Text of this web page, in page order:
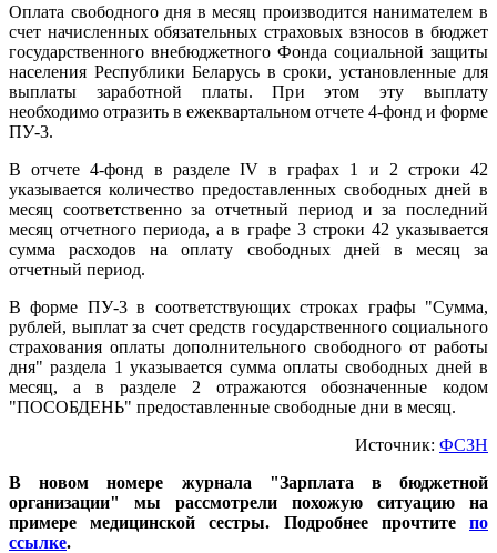
Оплата свободного дня в месяц производится нанимателем в
счет начисленных обязательных страховых взносов в бюджет
государственного внебюджетного Фонда социальной защиты
населения Республики Беларусь в сроки, установленные для
выплаты заработной платы. При этом эту выплату
необходимо отразить в ежеквартальном отчете 4-фонд и форме
ПУ-3.
В отчете 4-фонд в разделе IV в графах 1 и 2 строки 42
указывается количество предоставленных свободных дней в
месяц соответственно за отчетный период и за последний
месяц отчетного периода, а в графе 3 строки 42 указывается
сумма расходов на оплату свободных дней в месяц за
отчетный период.
В форме ПУ-3 в соответствующих строках графы "Сумма,
рублей, выплат за счет средств государственного социального
страхования оплаты дополнительного свободного от работы
дня" раздела 1 указывается сумма оплаты свободных дней в
месяц, а в разделе 2 отражаются обозначенные кодом
"ПОСОБДЕНЬ" предоставленные свободные дни в месяц.
Источник: ФСЗН
В новом номере журнала "Зарплата в бюджетной
организации" мы рассмотрели похожую ситуацию на
примере медицинской сестры. Подробнее прочтите по
ссылке.